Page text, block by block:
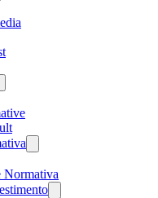
Normativa